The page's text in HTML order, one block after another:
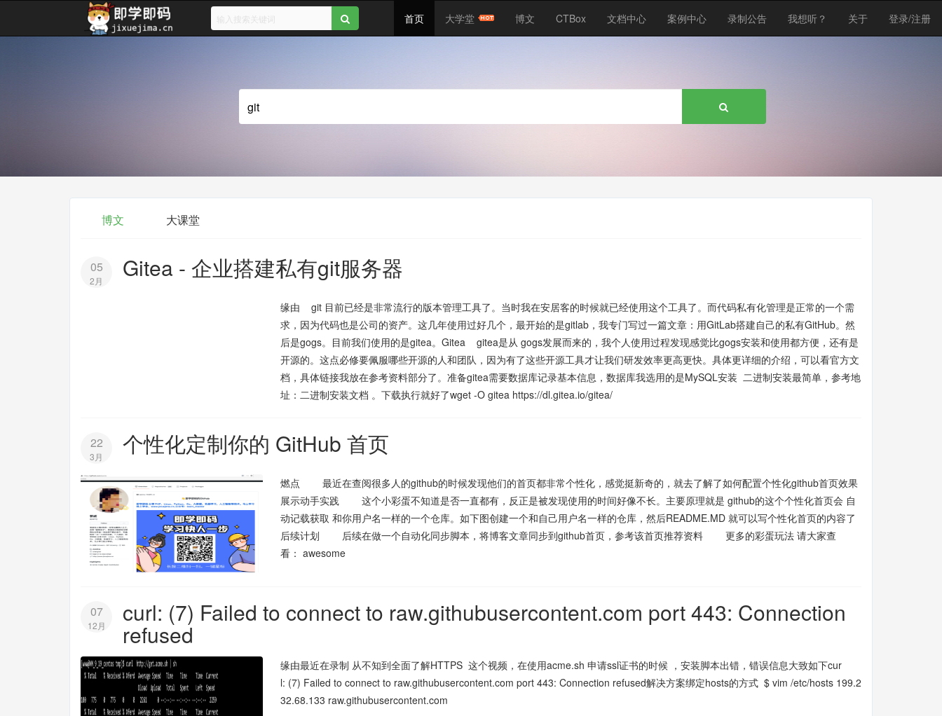
首页 大学堂 博文 CTBox 文档中心 案例中心 录制公告 我想听？ 关于 登录/注册
博文 大课堂
05
2月 Gitea - 企业搭建私有git服务器
缘由 git 目前已经是非常流行的版本管理工具了。当时我在安居客的时候就已经使用这个工具了。而代码私有化管理是正常的一个需
求，因为代码也是公司的资产。这几年使用过好几个，最开始的是gitlab，我专门写过一篇文章：用GitLab搭建自己的私有GitHub。然
后是gogs。目前我们使用的是gitea。Gitea gitea是从 gogs发展而来的，我个人使用过程发现感觉比gogs安装和使用都方便，还有是
开源的。这点必修要佩服哪些开源的人和团队，因为有了这些开源工具才让我们研发效率更高更快。具体更详细的介绍，可以看官方文
档，具体链接我放在参考资料部分了。准备gitea需要数据库记录基本信息，数据库我选用的是MySQL安装 二进制安装最简单，参考地
址：二进制安装文档 。下载执行就好了wget -O gitea https://dl.gitea.io/gitea/
22
3月 个性化定制你的 GitHub 首页
燃点 最近在查阅很多人的github的时候发现他们的首页都非常个性化，感觉挺新奇的，就去了解了如何配置个性化github首页效果
展示动手实践 这个小彩蛋不知道是否一直都有，反正是被发现使用的时间好像不长。主要原理就是 github的这个个性化首页会 自
动记载获取 和你用户名一样的一个仓库。如下图创建一个和自己用户名一样的仓库，然后README.MD 就可以写个性化首页的内容了
后续计划 后续在做一个自动化同步脚本，将博客文章同步到github首页，参考该首页推荐资料 更多的彩蛋玩法 请大家查
看： awesome
07
12月 curl: (7) Failed to connect to raw.githubusercontent.com port 443: Connection
refused
缘由最近在录制 从不知到全面了解HTTPS 这个视频，在使用acme.sh 申请ssl证书的时候 ，安装脚本出错，错误信息大致如下cur
l: (7) Failed to connect to raw.githubusercontent.com port 443: Connection refused解决方案绑定hosts的方式 $ vim /etc/hosts 199.2
32.68.133 raw.githubusercontent.com